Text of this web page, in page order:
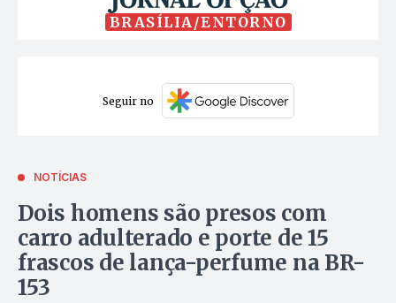
BRASÍLIA/ENTORNO
Seguir no
NOTÍCIAS
Dois homens são presos com
carro adulterado e porte de 15
frascos de lança-perfume na BR-
153